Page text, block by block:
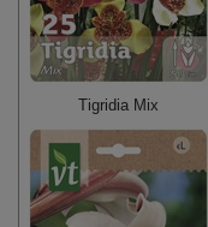
Tigridia Mix